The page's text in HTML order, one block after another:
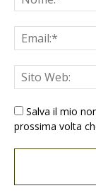
Salva il mio
prossima volta